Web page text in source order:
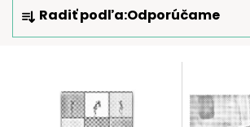
D
Radiť podľa:Odporúčame